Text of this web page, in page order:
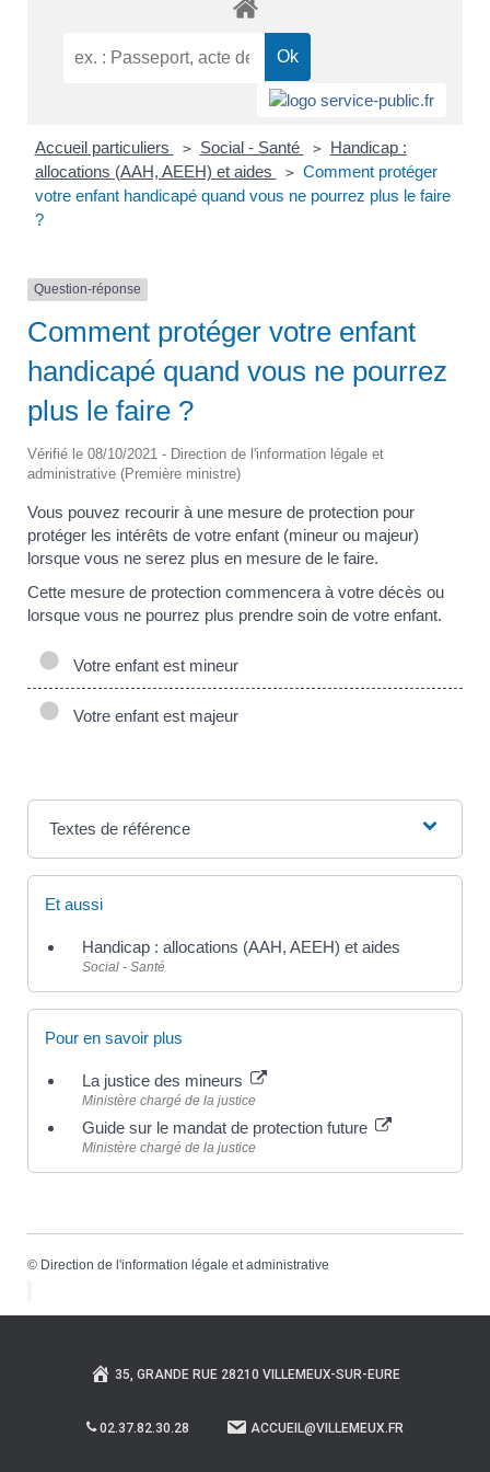
Accueil particuliers > Social - Santé >
Handicap :
allocations (AAH, AEEH) et aides
> Comment protéger
votre enfant handicapé quand vous ne pourrez plus le faire
?
Question-réponse
Comment protéger votre enfant
handicapé quand vous ne pourrez
plus le faire ?
Vérifié le 08/10/2021 - Direction de l'information légale et
administrative (Première ministre)
Vous pouvez recourir à une mesure de protection pour
protéger les intérêts de votre enfant (mineur ou majeur)
lorsque vous ne serez plus en mesure de le faire.
Cette mesure de protection commencera à votre décès ou
lorsque vous ne pourrez plus prendre soin de votre enfant.
Votre enfant est mineur
Votre enfant est majeur
Textes de référence
Et aussi
Handicap : allocations (AAH, AEEH) et aides
Social - Santé
Pour en savoir plus
La justice des mineurs
Ministère chargé de la justice
Guide sur le mandat de protection future
Ministère chargé de la justice
© Direction de l'information légale et administrative
35, GRANDE RUE 28210 VILLEMEUX-SUR-EURE
02.37.82.30.28 ACCUEIL@VILLEMEUX.FR